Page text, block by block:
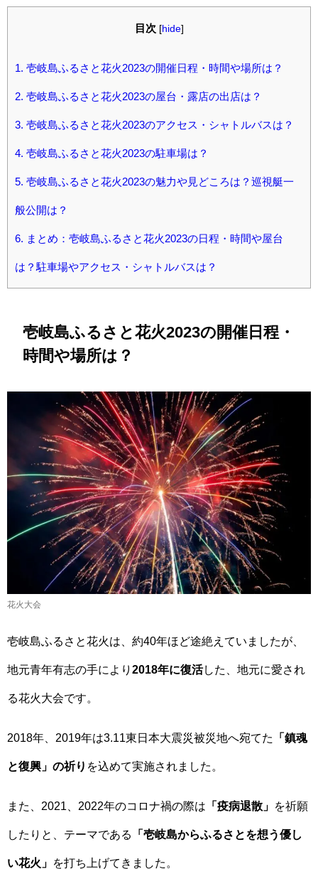
目次 [hide]
1. 壱岐島ふるさと花火2023の開催日程・時間や場所は？
2. 壱岐島ふるさと花火2023の屋台・露店の出店は？
3. 壱岐島ふるさと花火2023のアクセス・シャトルバスは？
4. 壱岐島ふるさと花火2023の駐車場は？
5. 壱岐島ふるさと花火2023の魅力や見どころは？巡視艇一
般公開は？
6. まとめ：壱岐島ふるさと花火2023の日程・時間や屋台
は？駐車場やアクセス・シャトルバスは？
壱岐島ふるさと花火2023の開催日程・
時間や場所は？
花火大会
壱岐島ふるさと花火は、約40年ほど途絶えていましたが、
地元青年有志の手により 2018年に復活した、地元に愛され
る花火大会です。
2018年、2019年は3.11東日本大震災被災地へ宛てた 「鎮魂
と復興」の祈り を込めて実施されました。
また、2021、2022年のコロナ禍の際は 「疫病退散」 を祈願
したりと、テーマである 「壱岐島からふるさとを想う優し
い花火」 を打ち上げてきました。